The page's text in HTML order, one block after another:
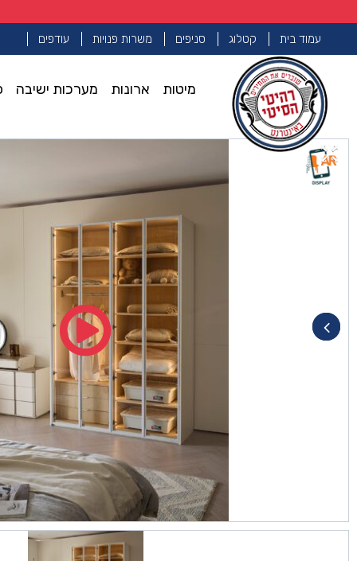
עמוד בית קטלוג סניפים משרות פנויות עודפים
מיטות ארונות מערכות ישיבה
עמוד הבית >> ארונות >>